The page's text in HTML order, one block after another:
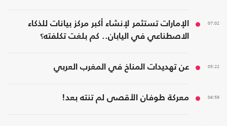
07:02
الإمارات تستثمر لإنشاء أكبر مركز بيانات للذكاء
الاصطناعي في اليابان.. كم بلغت تكلفته؟
05:22 عن تهديدات المناخ في المغرب العربي
04:59 معركة طوفان الأقصى لم تنته بعد!